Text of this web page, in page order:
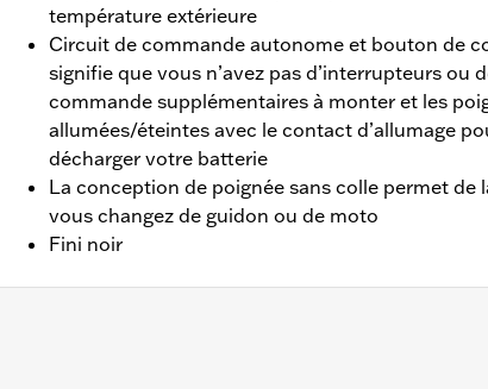
température extérieure
Circuit de commande autonome et bouton de
signifie que vous n’avez pas d’interrupteurs ou
commande supplémentaires à monter et les
allumées/éteintes avec le contact d’allumage
décharger votre batterie
La conception de poignée sans colle permet de
vous changez de guidon ou de moto
Fini noir